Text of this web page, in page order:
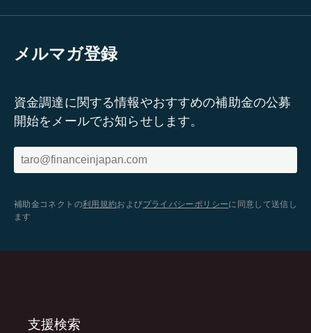
メルマガ登録
資金調達に関する情報やおすすめの補助金の公募
開始をメールでお知らせします。
補助金コネクトの利用規約およびプライバシーポリシーに同意して送信し
ます
支援検索